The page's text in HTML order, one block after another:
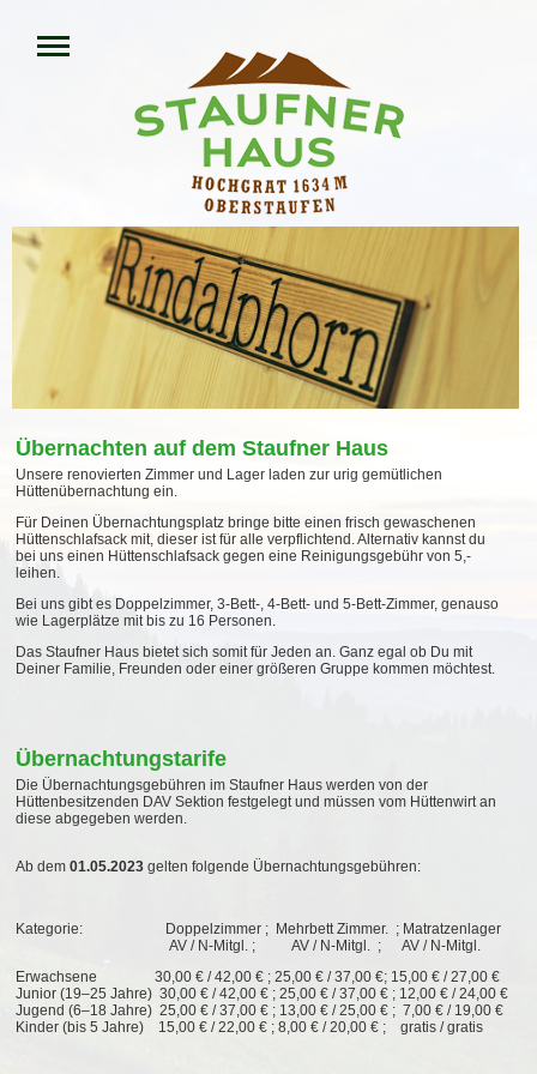
Übernachten auf dem Staufner Haus
Unsere renovierten Zimmer und Lager laden zur urig gemütlichen
Hüttenübernachtung ein.
Für Deinen Übernachtungsplatz bringe bitte einen frisch gewaschenen
Hüttenschlafsack mit, dieser ist für alle verpflichtend.Alternativ kannst du
bei uns einen Hüttenschlafsack gegen eine Reinigungsgebühr von 5,-
leihen.
Bei uns gibt es Doppelzimmer, 3-Bett-, 4-Bett- und 5-Bett-Zimmer, genauso
wie Lagerplätze mit bis zu 16 Personen.
Das Staufner Haus bietet sich somit für Jeden an. Ganz egal ob Du mit
Deiner Familie, Freunden oder einer größeren Gruppe kommen möchtest.
Übernachtungstarife
Die Übernachtungsgebühren im Staufner Haus werden von der
Hüttenbesitzenden DAV Sektion festgelegt und müssen vom Hüttenwirt an
diese abgegeben werden.
Ab dem 01.05.2023 gelten folgende Übernachtungsgebühren:
Kategorie: Doppelzimmer ; Mehrbett Zimmer. ; Matratzenlager
AV / N-Mitgl. ; AV / N-Mitgl. ; AV / N-Mitgl.
Erwachsene 30,00 € / 42,00 € ; 25,00 € / 37,00 €; 15,00 € / 27,00 €
Junior (19–25 Jahre) 30,00 € / 42,00 € ; 25,00 € / 37,00 € ; 12,00 € / 24,00 €
Jugend (6–18 Jahre) 25,00 € / 37,00 € ; 13,00 € / 25,00 € ; 7,00 € / 19,00 €
Kinder (bis 5 Jahre) 15,00 € / 22,00 € ; 8,00 € / 20,00 € ; gratis / gratis